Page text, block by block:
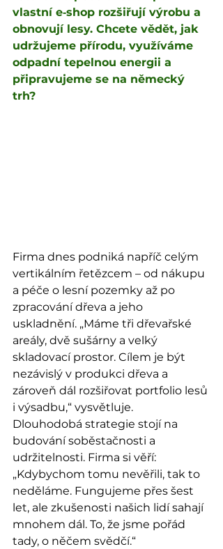
vlastní e‑shop rozšiřují výrobu a
obnovují lesy. Chcete vědět, jak
udržujeme přírodu, využíváme
odpadní tepelnou energii a
připravujeme se na německý
trh?
Firma dnes podniká napříč celým
vertikálním řetězcem – od nákupu
a péče o lesní pozemky až po
zpracování dřeva a jeho
uskladnění. „Máme tři dřevařské
areály, dvě sušárny a velký
skladovací prostor. Cílem je být
nezávislý v produkci dřeva a
zároveň dál rozšiřovat portfolio lesů
i výsadbu,“ vysvětluje.
Dlouhodobá strategie stojí na
budování soběstačnosti a
udržitelnosti. Firma si věří:
„Kdybychom tomu nevěřili, tak to
neděláme. Fungujeme přes šest
let, ale zkušenosti našich lidí sahají
mnohem dál. To, že jsme pořád
tady, o něčem svědčí.“